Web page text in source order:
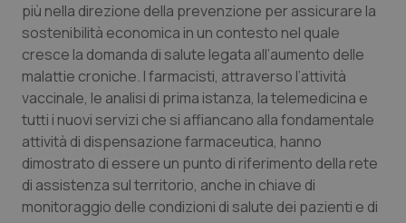
Ulcera & Reflusso
Vaccini
più nella direzione della prevenzione per assicurare la
sostenibilità economica in un contesto nel quale
cresce la domanda di salute legata all’aumento delle
malattie croniche. I farmacisti, attraverso l’attività
vaccinale, le analisi di prima istanza, la telemedicina e
tutti i nuovi servizi che si affiancano alla fondamentale
attività di dispensazione farmaceutica, hanno
dimostrato di essere un punto di riferimento della rete
di assistenza sul territorio, anche in chiave di
monitoraggio delle condizioni di salute dei pazienti e di